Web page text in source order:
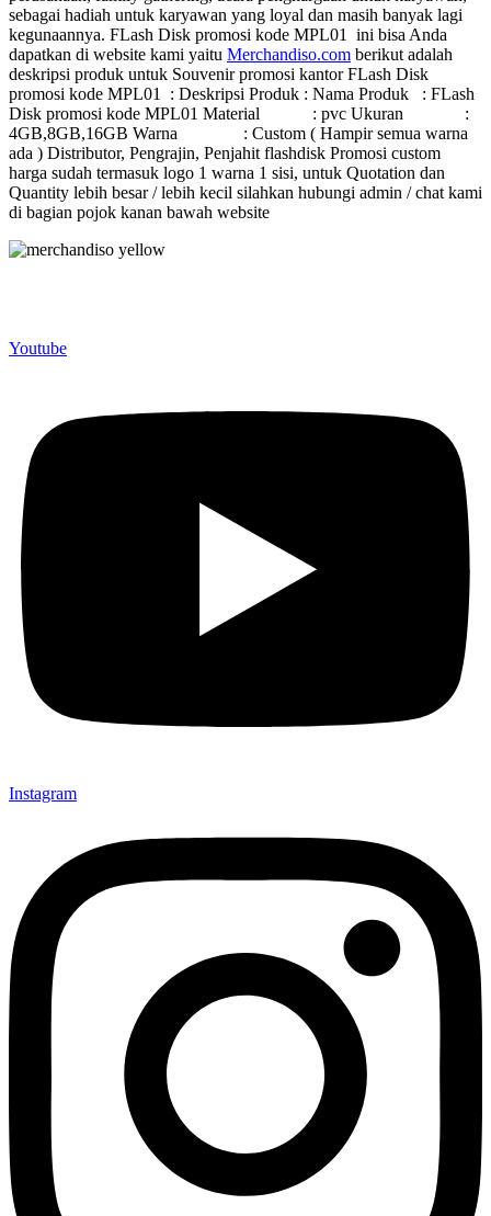
sebagai hadiah untuk karyawan yang loyal dan masih banyak lagi
kegunaannya. FLash Disk promosi kode MPL01 ini bisa Anda
dapatkan di website kami yaitu Merchandiso.com berikut adalah
deskripsi produk untuk Souvenir promosi kantor FLash Disk
promosi kode MPL01 : Deskripsi Produk : Nama Produk : FLash
Disk promosi kode MPL01 Material : pvc Ukuran :
4GB,8GB,16GB Warna : Custom ( Hampir semua warna
ada ) Distributor, Pengrajin, Penjahit flashdisk Promosi custom
harga sudah termasuk logo 1 warna 1 sisi, untuk Quotation dan
Quantity lebih besar / lebih kecil silahkan hubungi admin / chat kami
di bagian pojok kanan bawah website
Youtube
Instagram